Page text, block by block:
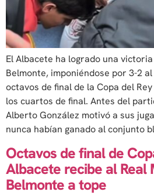
El Albacete ha logrado una
Belmonte, imponiéndose por 3-2
octavos de final de la Copa del
los cuartos de final. Antes del
Alberto González motivó a sus
nunca habían ganado al conjunto
Octavos de final de
Albacete recibe al Real
Belmonte a tope